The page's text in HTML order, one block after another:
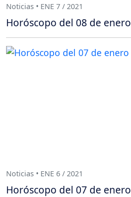
Noticias • ENE 7 / 2021
Horóscopo del 08 de enero
Noticias • ENE 6 / 2021
Horóscopo del 07 de enero